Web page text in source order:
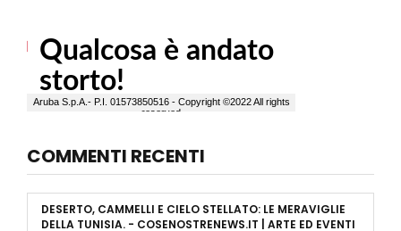
COMMENTI RECENTI
DESERTO, CAMMELLI E CIELO STELLATO: LE MERAVIGLIE
DELLA TUNISIA. - COSENOSTRENEWS.IT | ARTE ED EVENTI